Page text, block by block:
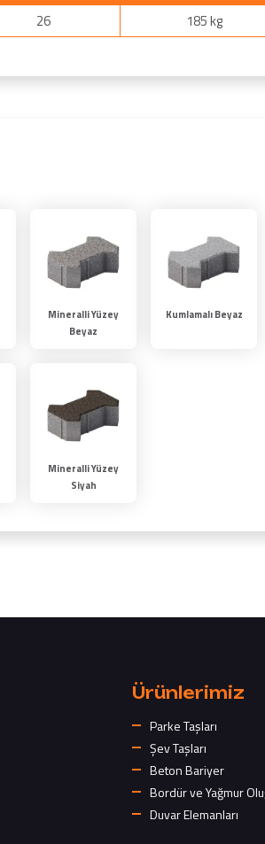
26 185 kg
Mineralli Yüzey
Beyaz
Kumlamalı Beyaz
Mineralli Yüzey
Siyah
Ürünlerimiz
Parke Taşları
Şev Taşları
Beton Bariyer
Bordür ve Yağmur
Duvar Elemanları